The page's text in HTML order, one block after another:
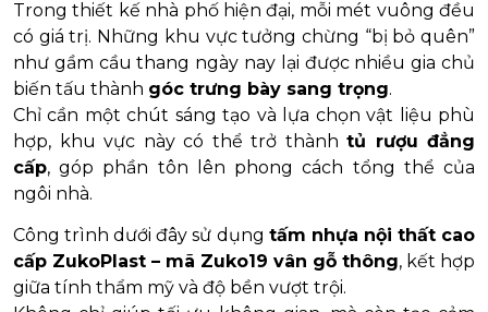
Trong thiết kế nhà phố hiện đại, mỗi mét vuông đều
có giá trị. Những khu vực tưởng chừng “bị bỏ quên”
như gầm cầu thang ngày nay lại được nhiều gia chủ
biến tấu thành góc trưng bày sang trọng.
Chỉ cần một chút sáng tạo và lựa chọn vật liệu phù
hợp, khu vực này có thể trở thành tủ rượu đẳng
cấp, góp phần tôn lên phong cách tổng thể của
ngôi nhà.
Công trình dưới đây sử dụng tấm nhựa nội thất cao
cấp ZukoPlast – mã Zuko19 vân gỗ thông, kết hợp
giữa tính thẩm mỹ và độ bền vượt trội.